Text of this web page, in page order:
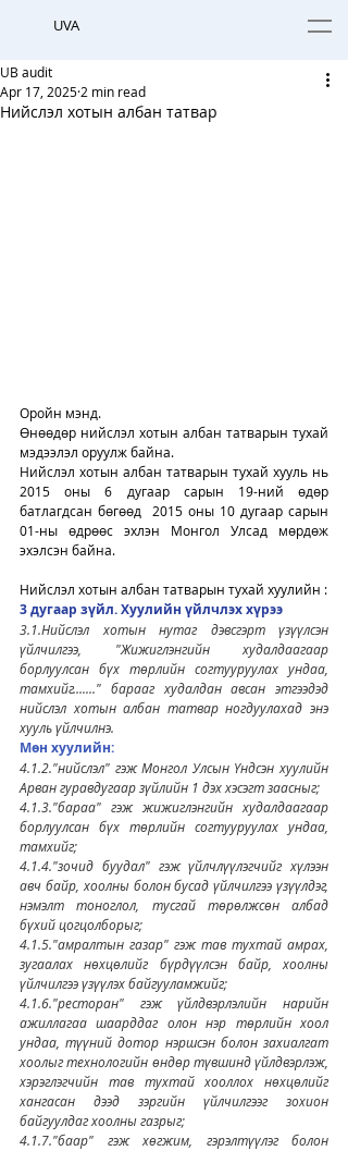
UVA
Нийслэл хотын албан татвар
UB audit
Apr 17, 2025 2 min read
Оройн мэнд.
Өнөөдөр нийслэл хотын албан татварын тухай
мэдээлэл оруулж байна.
Нийслэл хотын албан татварын тухай хууль нь
2015 оны 6 дугаар сарын 19-ний өдөр
батлагдсан бөгөөд  2015 оны 10 дугаар сарын
01-ны өдрөөс эхлэн Монгол Улсад мөрдөж
эхэлсэн байна.
Нийслэл хотын албан татварын тухай хуулийн :
3 дугаар зүйл. Хуулийн үйлчлэх хүрээ
3.1.Нийслэл хотын нутаг дэвсгэрт үзүүлсэн
үйлчилгээ, "Жижиглэнгийн худалдаагаар
борлуулсан бүх төрлийн согтууруулах ундаа,
тамхийг......." барааг худалдан авсан этгээдэд
нийслэл хотын албан татвар ногдуулахад энэ
хууль үйлчилнэ.
Мөн хуулийн:
4.1.2."нийслэл" гэж Монгол Улсын Үндсэн хуулийн
Арван гуравдугаар зүйлийн 1 дэх хэсэгт заасныг;
4.1.3."бараа" гэж жижиглэнгийн худалдаагаар
борлуулсан бүх төрлийн согтууруулах ундаа,
тамхийг;
4.1.4."зочид буудал" гэж үйлчлүүлэгчийг хүлээн
авч байр, хоолны болон бусад үйлчилгээ үзүүлдэг,
нэмэлт тоноглол, тусгай төрөлжсөн албад
бүхий цогцолборыг;
4.1.5."амралтын газар" гэж тав тухтай амрах,
зугаалах нөхцөлийг бүрдүүлсэн байр, хоолны
үйлчилгээ үзүүлэх байгууламжийг;
4.1.6."ресторан" гэж үйлдвэрлэлийн нарийн
ажиллагаа шаарддаг олон нэр төрлийн хоол
ундаа, түүний дотор нэршсэн болон захиалгат
хоолыг технологийн өндөр түвшинд үйлдвэрлэж,
хэрэглэгчийн тав тухтай хооллох нөхцөлийг
хангасан дээд зэргийн үйлчилгээг зохион
байгуулдаг хоолны газрыг;
4.1.7."баар" гэж хөгжим, гэрэлтүүлэг болон